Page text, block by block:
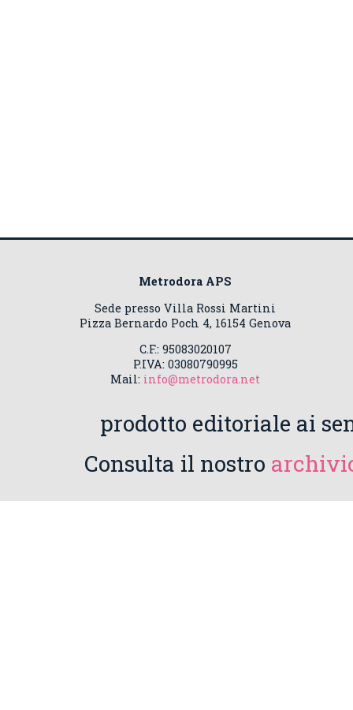
Metrodora APS
Sede presso Villa Rossi Martini
Pizza Bernardo Poch 4, 16154 Genova
C.F.: 95083020107
P.IVA: 03080790995
Mail: info@metrodora.net
prodotto editoriale ai
Consulta il nostro